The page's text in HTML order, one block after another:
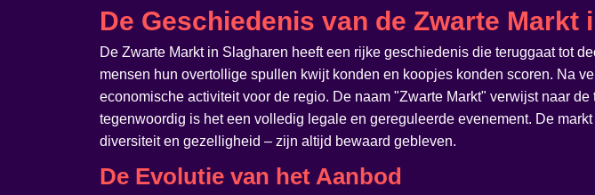
De Geschiedenis van de Zwarte Markt
De Zwarte Markt in Slagharen heeft een rijke geschiedenis die teruggaat tot
mensen hun overtollige spullen kwijt konden en koopjes konden scoren. Na
economische activiteit voor de regio. De naam "Zwarte Markt" verwijst naar
tegenwoordig is het een volledig legale en gereguleerde evenement. De
diversiteit en gezelligheid – zijn altijd bewaard gebleven.
De Evolutie van het Aanbod